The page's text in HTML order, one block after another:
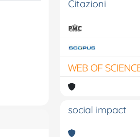
Citazioni
social impact